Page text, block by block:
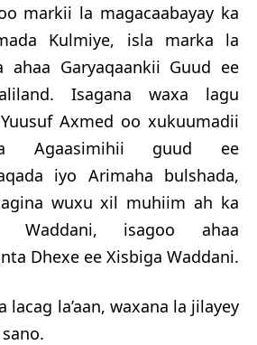
markii la magacaabayay ka
Kulmiye, isla marka la
ahaa Garyaqaankii Guud ee
Isagana waxa lagu
Axmed oo xukuumadii
Agaasimihii guud ee
iyo Arimaha bulshada,
wuxu xil muhiim ah ka
Waddani, isagoo ahaa
Dhexe ee Xisbiga Waddani.
lacag la’aan, waxana la jilayey